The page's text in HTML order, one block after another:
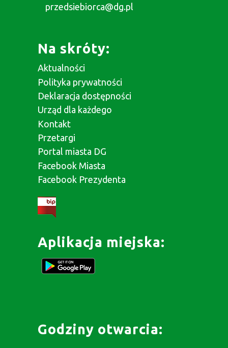
przedsiebiorca@dg.pl
Na skróty:
Aktualności
Polityka prywatności
Deklaracja dostępności
Urząd dla każdego
Kontakt
Przetargi
Portal miasta DG
Facebook Miasta
Facebook Prezydenta
Aplikacja miejska:
Godziny otwarcia: